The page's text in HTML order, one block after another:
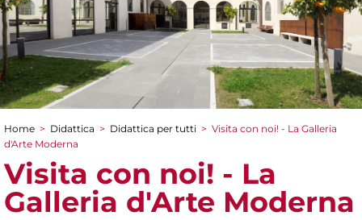
Tu sei qui
Home > Didattica > Didattica per tutti > Visita con noi! - La Galleria
d'Arte Moderna
Visita con noi! - La
Galleria d'Arte Moderna